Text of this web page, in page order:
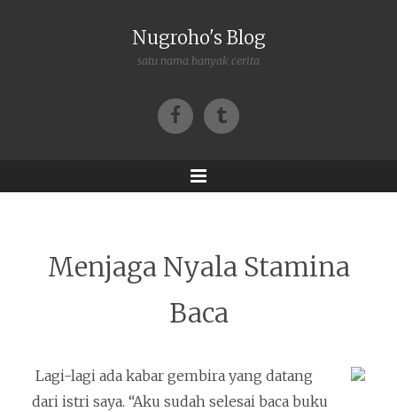
Nugroho's Blog
satu nama banyak cerita
Facebook
Menu
Menjaga Nyala Stamina
Baca
Lagi-lagi ada kabar gembira yang datang
dari istri saya. “Aku sudah selesai baca buku